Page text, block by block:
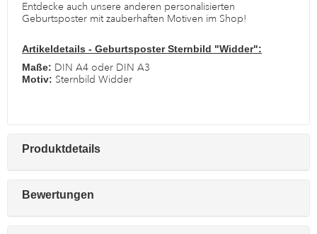
Entdecke auch unsere anderen personalisierten
Geburtsposter mit zauberhaften Motiven im Shop!
Artikeldetails - Geburtsposter Sternbild "Widder":
Maße: DIN A4 oder DIN A3
Motiv: Sternbild Widder
Produktdetails
Bewertungen